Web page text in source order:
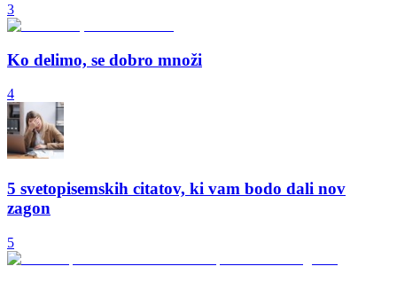
3
Ko delimo, se dobro množi
4
5 svetopisemskih citatov, ki vam bodo dali nov
zagon
5